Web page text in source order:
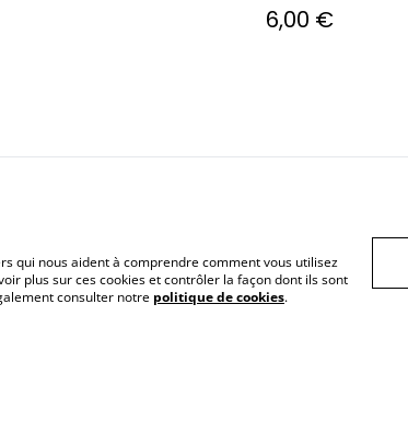
6,00 €
confidentialité
qui nous aident à comprendre comment vous utilisez
plus sur ces cookies et contrôler la façon dont ils sont
consulter notre politique de cookies.